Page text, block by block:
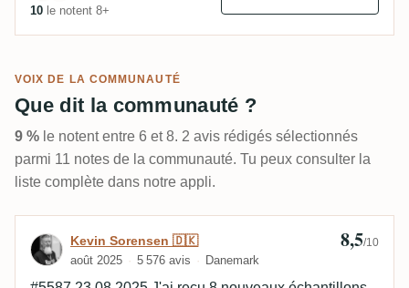
10 le notent 8+
VOIX DE LA COMMUNAUTÉ
Que dit la communauté ?
9 % le notent entre 6 et 8. 2 avis rédigés sélectionnés
parmi 11 notes de la communauté. Tu peux consulter la
liste complète dans notre appli.
Avis de Kevin Sorensen 🇩🇰
Kevin Sorensen 🇩🇰
août 2025 5 576 avis Danemark
8,5/10